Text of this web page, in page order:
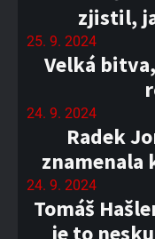
zjistil,
25. 9. 2024
Velká
24. 9. 2024
Radek
znamenala
24. 9. 2024
Tomáš
je to